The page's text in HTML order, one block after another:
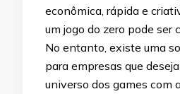
econômica, rápida e
um jogo do zero pode ser
No entanto, existe uma
para empresas que
universo dos games com